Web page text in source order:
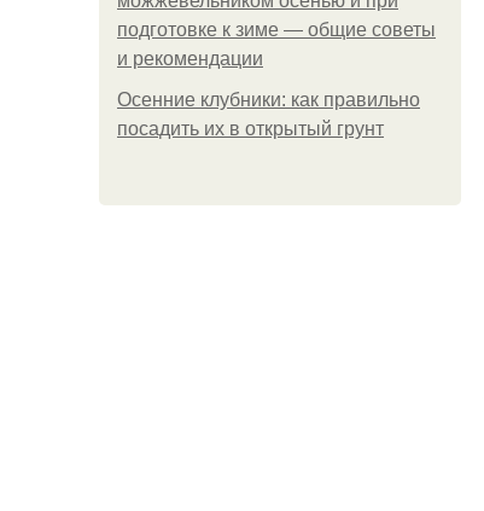
подготовке к зиме — общие советы
и рекомендации
Осенние клубники: как правильно
посадить их в открытый грунт